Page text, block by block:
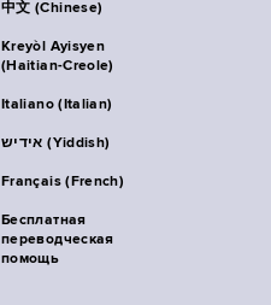
中文 (Chinese)
Kreyòl Ayisyen
(Haitian-Creole)
Italiano (Italian)
אידיש (Yiddish)
Français (French)
Бесплатная
переводческая
помощь